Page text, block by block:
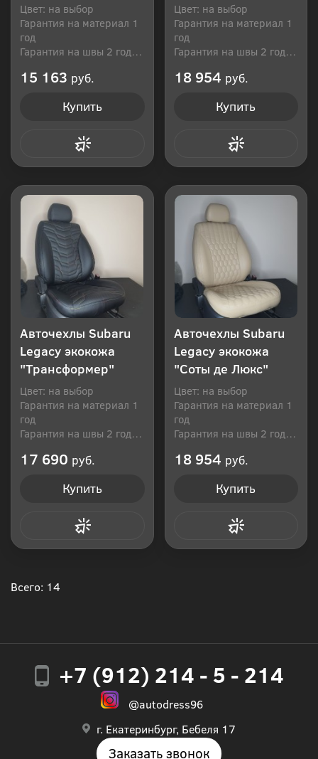
Цвет: на выбор
Гарантия на материал 1
год
Гарантия на швы 2 года
15 163 руб.
Купить
Цвет: на выбор
Гарантия на материал 1
год
Гарантия на швы 2 года
18 954 руб.
Купить
Авточехлы Subaru
Legacy экокожа
"Трансформер"
Цвет: на выбор
Гарантия на материал 1
год
Гарантия на швы 2 года
17 690 руб.
Купить
Авточехлы Subaru
Legacy экокожа
"Соты де Люкс"
Цвет: на выбор
Гарантия на материал 1
год
Гарантия на швы 2 года
18 954 руб.
Купить
Всего: 14
+7 (912) 214 - 5 - 214
@autodress96
г. Екатеринбург, Бебеля 17
Заказать звонок